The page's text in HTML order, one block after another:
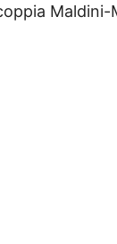
Maldini-